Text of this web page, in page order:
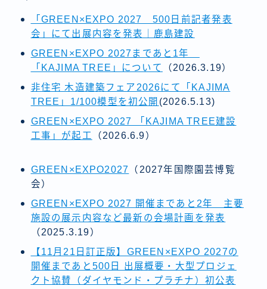
「GREEN×EXPO 2027 500日前記者発表
会」にて出展内容を発表｜鹿島建設
GREEN×EXPO 2027まであと1年
「KAJIMA TREE」について
（2026.3.19）
非住宅 木造建築フェア2026にて「KAJIMA
TREE」1/100模型を初公開 (2026.5.13)
GREEN×EXPO 2027 「KAJIMA TREE建設
工事」が起工
（2026.6.9）
GREEN×EXPO2027
（2027年国際園芸博覧
会）
GREEN×EXPO 2027 開催まであと2年 主要
施設の展示内容など最新の会場計画を発表
（2025.3.19）
【11月21日訂正版】GREEN×EXPO 2027の
開催まであと500日 出展概要・大型プロジェ
クト協賛（ダイヤモンド・プラチナ）初公表